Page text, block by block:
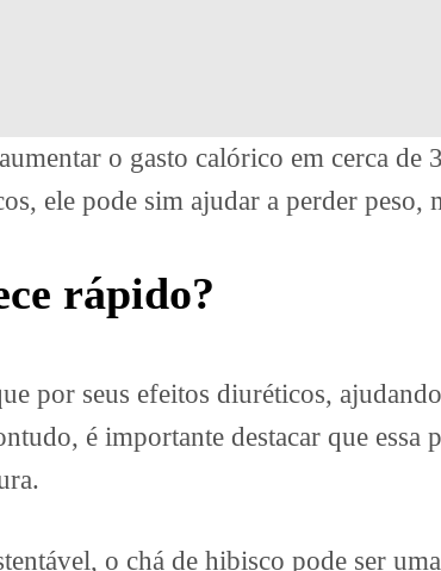
o gasto calórico em cerca
ele pode sim ajudar a perder peso,
rápido?
por seus efeitos diuréticos,
é importante destacar que
o chá de hibisco pode ser